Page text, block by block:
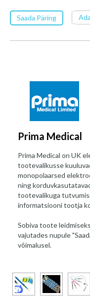
Saada Päring
Prima Medical
Prima Medical on UK
tootevalikusse
monopolaarsed
ning
tootevalikuga
informatsiooni tootja
Sobiva toote
vajutades nupule
võimalusel.